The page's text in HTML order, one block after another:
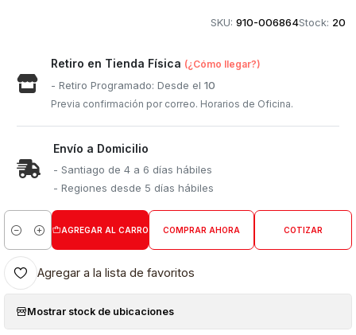
SKU: 910-006864Stock: 20
Retiro en Tienda Física (¿Cómo llegar?)
- Retiro Programado: Desde el10
Previa confirmación por correo. Horarios de Oficina.
Envío a Domicilio
- Santiago de 4 a 6 días hábiles
- Regiones desde 5 días hábiles
Cantidad
AGREGAR AL CARRO COMPRAR AHORA COTIZAR
Agregar a la lista de favoritos
Mostrar stock de ubicaciones